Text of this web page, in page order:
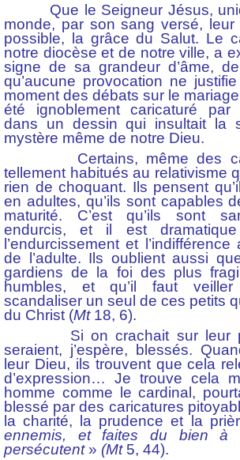
Que le Seigneur Jésus,
monde, par son sang versé, leur
possible, la grâce du Salut. Le
notre diocèse et de notre ville, a
signe de sa grandeur d’âme,
qu’aucune provocation ne
moment des débats sur le
été ignoblement caricaturé par
dans un dessin qui insultait la
mystère même de notre Dieu.
Certains, même des
tellement habitués au relativisme
rien de choquant. Ils pensent
en adultes, qu’ils sont capables
maturité. C’est qu’ils sont
endurcis, et il est
l’endurcissement et
de l’adulte. Ils oublient aussi
gardiens de la foi des plus
humbles, et qu’il faut
scandaliser un seul de ces petits
du Christ (Mt18, 6).
Si on crachait sur leur
seraient, j’espère, blessés.
leur Dieu, ils trouvent que cela
d’expression… Je trouve cela
homme comme le cardinal,
blessé par des caricatures
la charité, la prudence et la
ennemis, et faites du bien à
persécutent» (Mt5, 44).